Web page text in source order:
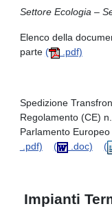
Settore Ecologia –
Elenco della
parte ( .pdf)
Spedizione
Regolamento (CE)
Parlamento
.pdf)
( .doc) (
Impianti